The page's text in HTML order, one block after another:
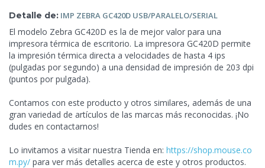
Detalle de: IMP ZEBRA GC420D USB/PARALELO/SERIAL
El modelo Zebra GC420D es la de mejor valor para una
impresora térmica de escritorio. La impresora GC420D permite
la impresión térmica directa a velocidades de hasta 4 ips
(pulgadas por segundo) a una densidad de impresión de 203 dpi
(puntos por pulgada).
Contamos con este producto y otros similares, además de una
gran variedad de artículos de las marcas más reconocidas. ¡No
dudes en contactarnos!
Lo invitamos a visitar nuestra Tienda en: https://shop.mouse.co
m.py/ para ver más detalles acerca de este y otros productos.